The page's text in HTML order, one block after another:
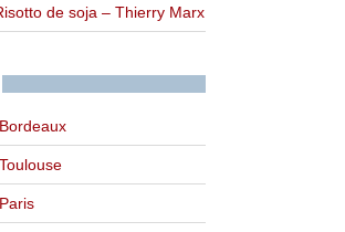
de soja – Thierry Marx